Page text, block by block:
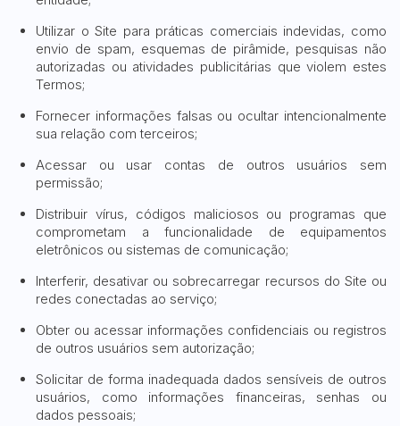
Utilizar o Site para práticas comerciais indevidas, como
envio de spam, esquemas de pirâmide, pesquisas não
autorizadas ou atividades publicitárias que violem estes
Termos;
Fornecer informações falsas ou ocultar intencionalmente
sua relação com terceiros;
Acessar ou usar contas de outros usuários sem
permissão;
Distribuir vírus, códigos maliciosos ou programas que
comprometam a funcionalidade de equipamentos
eletrônicos ou sistemas de comunicação;
Interferir, desativar ou sobrecarregar recursos do Site ou
redes conectadas ao serviço;
Obter ou acessar informações confidenciais ou registros
de outros usuários sem autorização;
Solicitar de forma inadequada dados sensíveis de outros
usuários, como informações financeiras, senhas ou
dados pessoais;